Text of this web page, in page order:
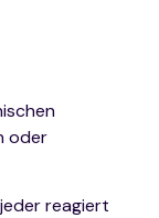
oder
reagiert